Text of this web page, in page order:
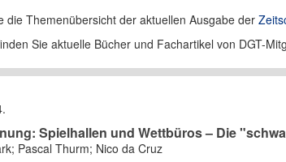
die Themenübersicht der aktuellen Ausgabe der
Sie aktuelle Bücher und Fachartikel von DGT-
Spielhallen und Wettbüros – Die
Pascal Thurm; Nico da Cruz